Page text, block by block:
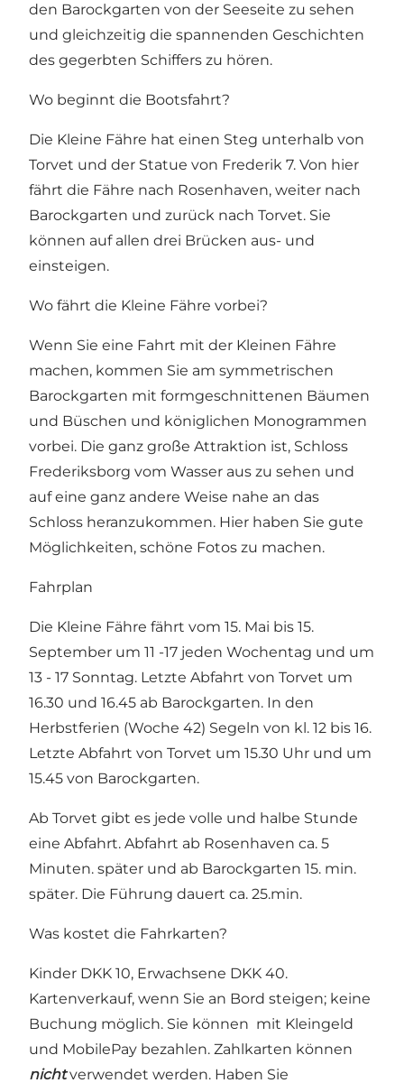
den Barockgarten von der Seeseite zu sehen
und gleichzeitig die spannenden Geschichten
des gegerbten Schiffers zu hören.
Wo beginnt die Bootsfahrt?
Die Kleine Fähre hat einen Steg unterhalb von
Torvet und der Statue von Frederik 7. Von hier
fährt die Fähre nach Rosenhaven, weiter nach
Barockgarten und zurück nach Torvet. Sie
können auf allen drei Brücken aus- und
einsteigen.
Wo fährt die Kleine Fähre vorbei?
Wenn Sie eine Fahrt mit der Kleinen Fähre
machen, kommen Sie am symmetrischen
Barockgarten mit formgeschnittenen Bäumen
und Büschen und königlichen Monogrammen
vorbei. Die ganz große Attraktion ist, Schloss
Frederiksborg vom Wasser aus zu sehen und
auf eine ganz andere Weise nahe an das
Schloss heranzukommen. Hier haben Sie gute
Möglichkeiten, schöne Fotos zu machen.
Fahrplan
Die Kleine Fähre fährt vom 15. Mai bis 15.
September um 11 -17 jeden Wochentag und um
13 - 17 Sonntag. Letzte Abfahrt von Torvet um
16.30 und 16.45 ab Barockgarten. In den
Herbstferien (Woche 42) Segeln von kl. 12 bis 16.
Letzte Abfahrt von Torvet um 15.30 Uhr und um
15.45 von Barockgarten.
Ab Torvet gibt es jede volle und halbe Stunde
eine Abfahrt. Abfahrt ab Rosenhaven ca. 5
Minuten. später und ab Barockgarten 15. min.
später. Die Führung dauert ca. 25.min.
Was kostet die Fahrkarten?
Kinder DKK 10, Erwachsene DKK 40.
Kartenverkauf, wenn Sie an Bord steigen; keine
Buchung möglich. Sie können mit Kleingeld
und MobilePay bezahlen. Zahlkarten können
nichtverwendet werden. Haben Sie